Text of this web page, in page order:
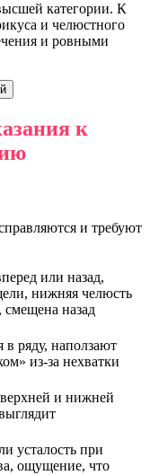
категории. К
и челюстного
и ровными
к
и требуют
или назад,
нижняя челюсть
смещена назад
ряду, наползают
из-за нехватки
и нижней
усталость при
ощущение, что